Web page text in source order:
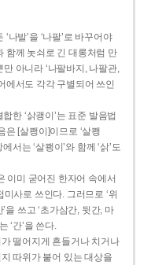
나발’을 ‘나팔’로 바꾸어야
함께 놋쇠로 긴 대롱처럼 만
만 아니라 ‘나팔바지, 나팔관,
에서도 각각 구별되어 쓰인
합한 ‘삵괭이’는 표준 발음법
은 [살쾡이]이므로 ‘살쾡
서는 ‘살쾡이’와 함께 ‘삵’도
이미 굳어진 한자어 속에서
사로 쓰인다. 그러므로 ‘위
을 쓰고 ‘초가삼간, 뒷간, 마
‘간’을 쓴다.
떨어지게 흔들거나 치거나
따위가 붙어 있는 대상을